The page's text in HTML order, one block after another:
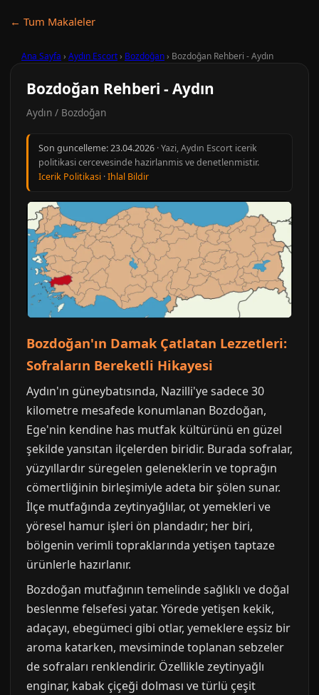
← Tum Makaleler
Ana Sayfa › Aydın Escort› Bozdoğan› Bozdoğan Rehberi - Aydın
Bozdoğan Rehberi - Aydın
Aydın / Bozdoğan
Son guncelleme:23.04.2026 · Yazi, Aydın Escort icerik
politikasi cercevesinde hazirlanmis ve denetlenmistir.
Icerik Politikasi ·Ihlal Bildir
Bozdoğan'ın Damak Çatlatan Lezzetleri:
Sofraların Bereketli Hikayesi
Aydın'ın güneybatısında, Nazilli'ye sadece 30
kilometre mesafede konumlanan Bozdoğan,
Ege'nin kendine has mutfak kültürünü en güzel
şekilde yansıtan ilçelerden biridir. Burada sofralar,
yüzyıllardır süregelen geleneklerin ve toprağın
cömertliğinin birleşimiyle adeta bir şölen sunar.
İlçe mutfağında zeytinyağlılar, ot yemekleri ve
yöresel hamur işleri ön plandadır; her biri,
bölgenin verimli topraklarında yetişen taptaze
ürünlerle hazırlanır.
Bozdoğan mutfağının temelinde sağlıklı ve doğal
beslenme felsefesi yatar. Yörede yetişen kekik,
adaçayı, ebegümeci gibi otlar, yemeklere eşsiz bir
aroma katarken, mevsiminde toplanan sebzeler
de sofraları renklendirir. Özellikle zeytinyağlı
enginar, kabak çiçeği dolması ve türlü çeşit